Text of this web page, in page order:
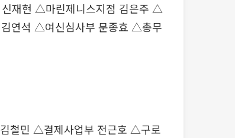
재현 △마린제니스지점 김은주 △
연석 △여신심사부 문종효 △총무
철민 △결제사업부 전근호 △구로